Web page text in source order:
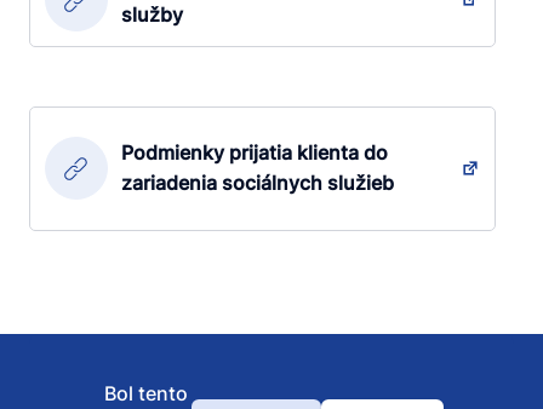
služby
Podmienky prijatia klienta do
zariadenia sociálnych služieb
Bol tento